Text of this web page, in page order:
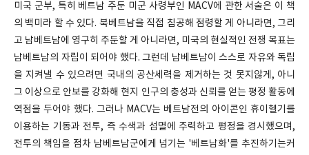
미국 군부, 특히 베트남 주둔 미군 사령부인 MACV에 관한 서술은 이 책
의 백미라 할 수 있다. 북베트남을 직접 침공해 점령할 게 아니라면, 그리
고 남베트남에 영구히 주둔할 게 아니라면, 미국의 현실적인 전쟁 목표는
남베트남의 자립이 되어야 했다. 그런데 남베트남이 스스로 자유와 독립
을 지켜낼 수 있으려면 국내의 공산세력을 제거하는 것 못지않게, 아니
그 이상으로 안보를 강화해 현지 인구의 충성과 신뢰를 얻는 평정 활동에
역점을 두어야 했다. 그러나 MACV는 베트남전의 아이콘인 휴이헬기를
이용하는 기동과 전투, 즉 수색과 섬멸에 주력하고 평정을 경시했으며,
전투의 책임을 점차 남베트남군에게 넘기는 '베트남화'를 추진하기는커